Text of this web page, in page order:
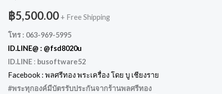
฿5,500.00 + Free Shipping
โทร : 063-969-5995
ID.LINE@ : @fsd8020u
ID.LINE : busoftware52
Facebook : พลศรีทอง พระเครื่อง โดย บู เชียงราย
#พระทุกองค์มีบัตรรับประกันจากร้านพลศรีทอง